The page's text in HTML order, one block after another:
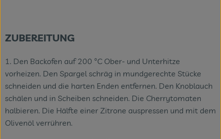
ZUBEREITUNG
1. Den Backofen auf 200 °C Ober- und Unterhitze
vorheizen. Den Spargel schräg in mundgerechte Stücke
schneiden und die harten Enden entfernen. Den Knoblauch
schälen und in Scheiben schneiden. Die Cherrytomaten
halbieren. Die Hälfte einer Zitrone auspressen und mit dem
Olivenöl verrühren.